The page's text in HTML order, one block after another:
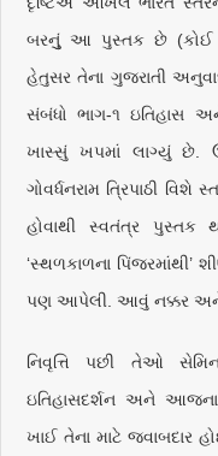
બરનુું આ પુસ્તક છે (કોઈ
હેતુસર તેના ગુજરાતી
સંબંધો ભાગ-૧ ઇતિહાસ
ખાસ્સું ખપમાં લાગ્યું છે.
ગોવર્ધનરામ ત્રિપાઠી
હોવાથી સ્વતંત્ર પુસ્તક
‘સ્થળકાળના પિંજરમાંથી’
પણ આપેલી. આવું નક્કર
નિવૃત્તિ પછી તેઓ
ઇતિહાસદર્શન અને આજના
ખાઈ તેના માટે જવાબદાર